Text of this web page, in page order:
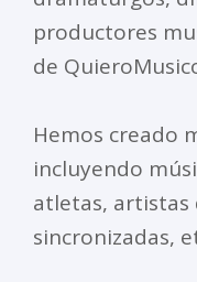
productores
de
Hemos creado
incluyendo
atletas, artistas
sincronizadas,